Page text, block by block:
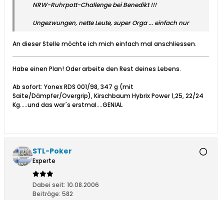
NRW-Ruhrpott-Challenge bei Benedikt !!!
Ungezwungen, nette Leute, super Orga ... einfach nur
An dieser Stelle möchte ich mich einfach mal anschliessen.
Habe einen Plan! Oder arbeite den Rest deines Lebens.
Ab sofort: Yonex RDS 001/98, 347 g (mit
Saite/Dämpfer/Overgrip), Kirschbaum Hybrix Power 1,25, 22/24
Kg.....und das war´s erstmal....GENIAL
STL-Poker
Experte
Dabei seit: 10.08.2006
Beiträge: 582